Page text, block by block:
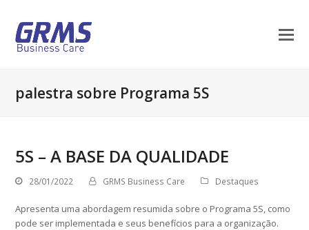
palestra sobre Programa 5S
5S – A BASE DA QUALIDADE
28/01/2022 GRMS Business Care Destaques
Apresenta uma abordagem resumida sobre o Programa 5S, como
pode ser implementada e seus benefícios para a organização.